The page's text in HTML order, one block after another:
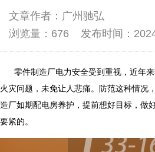
文章作者：广州驰弘
浏览量：676
发布时间：
零件制造厂电力安全受到重视，近年
火灾问题，未免让人悲痛。防范这种情况
造厂如期配电房养护，提前想好目标，做
要紧的。